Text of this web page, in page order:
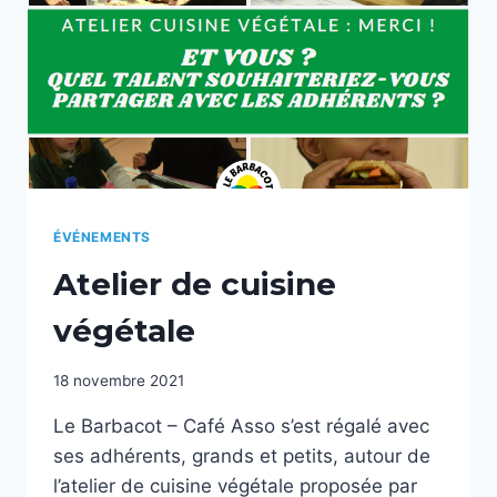
ÉVÉNEMENTS
Atelier de cuisine
végétale
18 novembre 2021
Le Barbacot – Café Asso s’est régalé avec
ses adhérents, grands et petits, autour de
l’atelier de cuisine végétale proposée par